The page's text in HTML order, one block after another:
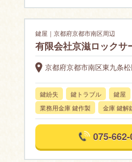
鍵屋｜京都府京都市南区周辺
有限会社京滋ロックサ
京都府京都市南区東九条
鍵紛失 鍵トラブル
鍵屋
業務用金庫 鍵作製
金庫 鍵解
075-